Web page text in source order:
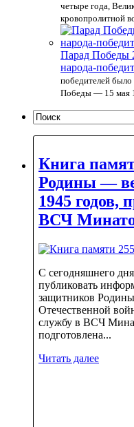
четыре года,
кровопролитной
Парад Победы
народа-
победителей
Победы — 15 мая
Книга
Родины —
1945 годов,
ВСЧ
С сегодняшнего
публиковать
защитников
Отечественной
службу в ВСЧ
подготовлена...
Читать далее